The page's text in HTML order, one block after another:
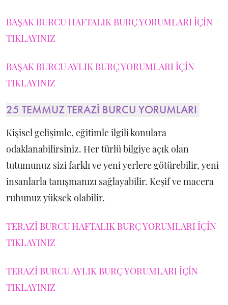
BAŞAK BURCU HAFTALIK BURÇ YORUMLARI İÇİN
TIKLAYINIZ
BAŞAK BURCU AYLIK BURÇ YORUMLARI İÇİN
TIKLAYINIZ
25 TEMMUZ TERAZİ BURCU YORUMLARI
Kişisel gelişimle, eğitimle ilgili konulara
odaklanabilirsiniz. Her türlü bilgiye açık olan
tutumunuz sizi farklı ve yeni yerlere götürebilir, yeni
insanlarla tanışmanızı sağlayabilir. Keşif ve macera
ruhunuz yüksek olabilir.
TERAZİ BURCU HAFTALIK BURÇ YORUMLARI İÇİN
TIKLAYINIZ
TERAZİ BURCU AYLIK BURÇ YORUMLARI İÇİN
TIKLAYINIZ